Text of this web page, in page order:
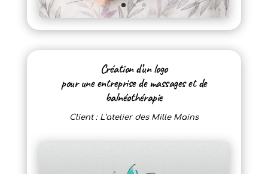
Création d’un logo
pour une entreprise de massages et de
balnéothérapie
Client : L’atelier des Mille Mains